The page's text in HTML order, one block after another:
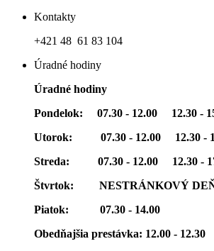
Kontakty
+421 48 61 83 104
Úradné hodiny
Úradné hodiny
Pondelok: 07.30 - 12.00 12.30 -
Utorok: 07.30 - 12.00 12.30 -
Streda: 07.30 - 12.00 12.30 -
Štvrtok: NESTRÁNKOVÝ
Piatok: 07.30 - 14.00
Obedňajšia prestávka: 12.00 - 12.30